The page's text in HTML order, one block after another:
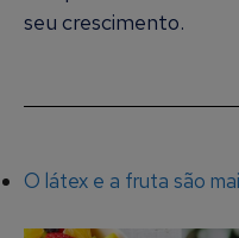
seu crescimento.
O látex e a fruta são